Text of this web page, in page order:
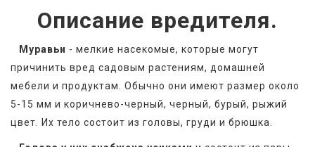
Описание вредителя.
Муравьи - мелкие насекомые, которые могут
причинить вред садовым растениям, домашней
мебели и продуктам. Обычно они имеют размер около
5-15 мм и коричнево-черный, черный, бурый, рыжий
цвет. Их тело состоит из головы, груди и брюшка.